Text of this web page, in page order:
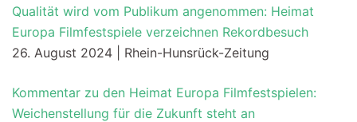
Qualität wird vom Publikum angenommen: Heimat
Europa Filmfestspiele verzeichnen Rekordbesuch
26. August 2024 | Rhein-Hunsrück-Zeitung
Kommentar zu den Heimat Europa Filmfestspielen:
Weichenstellung für die Zukunft steht an